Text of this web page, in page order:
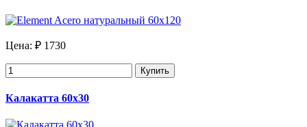
Цена: ₽ 1730
Купить
Калакатта 60х30